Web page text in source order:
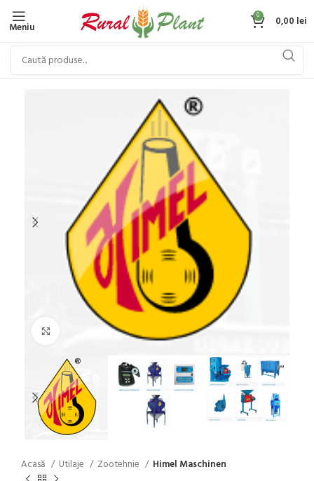
Meniu
0 0,00 lei
Click to enlarge
Acasă Utilaje Zootehnie Himel Maschinen